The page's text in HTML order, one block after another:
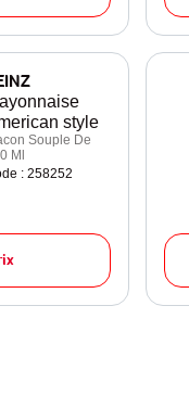
style
Souple De
Ml
: 258252